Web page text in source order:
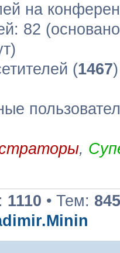
на
82
(1467
,
1110 • Тем: 845